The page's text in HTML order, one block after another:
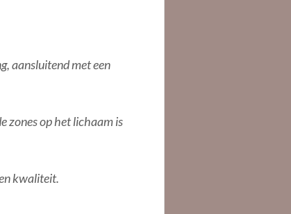
aansluitend met een
zones op het lichaam is
kwaliteit.